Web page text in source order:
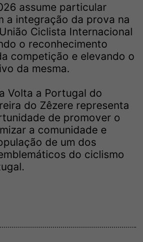
assume particular
a integração da prova na
Ciclista Internacional
o reconhecimento
competição e elevando o
da mesma.
Volta a Portugal do
do Zêzere representa
de promover o
a comunidade e
de um dos
do ciclismo